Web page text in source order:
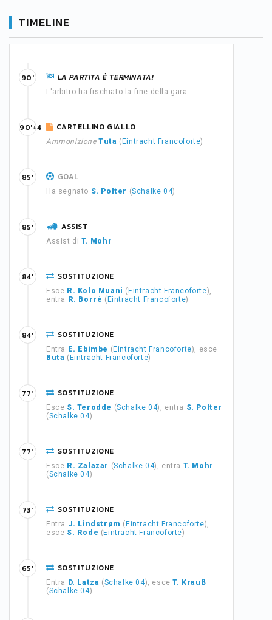
TIMELINE
LA PARTITA È TERMINATA!
L'arbitro ha fischiato la fine della gara.
90'
CARTELLINO GIALLO
Ammonizione Tuta ( Eintracht Francoforte)
90'+4
GOAL
Ha segnato S. Polter (Schalke 04)
85'
ASSIST
Assist di T. Mohr
85'
SOSTITUZIONE
Esce R. Kolo Muani ( Eintracht Francoforte),
entra
R. Borré ( Eintracht Francoforte)
84'
SOSTITUZIONE
Entra E. Ebimbe ( Eintracht Francoforte), esce
Buta ( Eintracht Francoforte)
84'
SOSTITUZIONE
Esce S. Terodde (Schalke 04), entra S. Polter
(Schalke 04)
77'
SOSTITUZIONE
Esce R. Zalazar (Schalke 04), entra T. Mohr
(Schalke 04)
77'
SOSTITUZIONE
Entra J. Lindstrøm ( Eintracht Francoforte),
esce S. Rode ( Eintracht Francoforte)
73'
SOSTITUZIONE
Entra D. Latza (Schalke 04), esceT. Krauß
(Schalke 04)
65'